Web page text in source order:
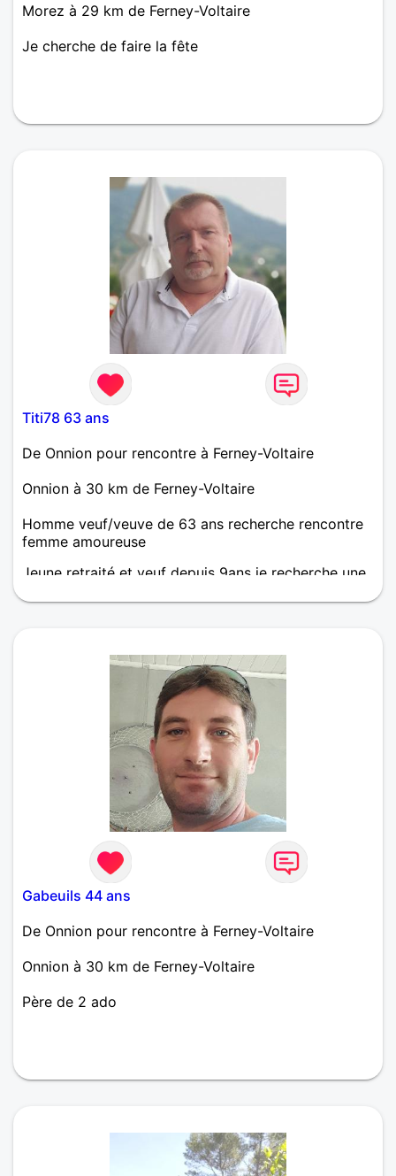
Morez à 29 km de Ferney-Voltaire
Je cherche de faire la fête
Titi78 63 ans
De Onnion pour rencontre à Ferney-Voltaire
Onnion à 30 km de Ferney-Voltaire
Homme veuf/veuve de 63 ans recherche rencontre
femme amoureuse
Jeune retraité et veuf depuis 9ans je recherche une
deux
Gabeuils 44 ans
De Onnion pour rencontre à Ferney-Voltaire
Onnion à 30 km de Ferney-Voltaire
Père de 2 ado